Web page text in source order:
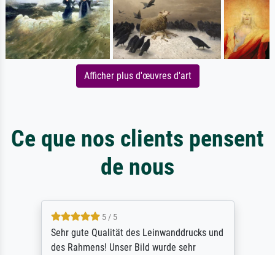
Afficher plus d'œuvres d'art
Ce que nos clients pensent
de nous
5 / 5
Sehr gute Qualität des Leinwanddrucks und
des Rahmens! Unser Bild wurde sehr